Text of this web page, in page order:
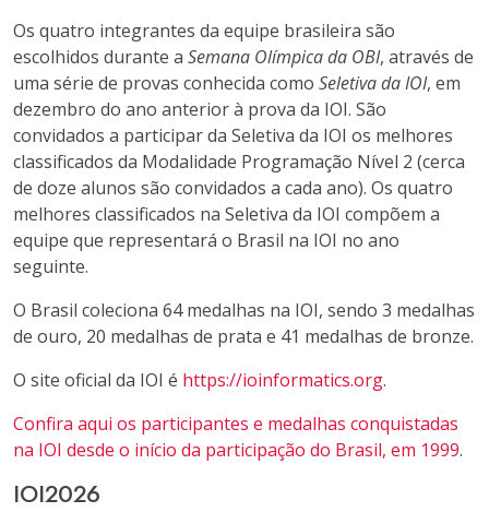
Os quatro integrantes da equipe brasileira são
escolhidos durante a Semana Olímpica da OBI, através de
uma série de provas conhecida como Seletiva da IOI, em
dezembro do ano anterior à prova da IOI. São
convidados a participar da Seletiva da IOI os melhores
classificados da Modalidade Programação Nível 2 (cerca
de doze alunos são convidados a cada ano). Os quatro
melhores classificados na Seletiva da IOI compõem a
equipe que representará o Brasil na IOI no ano
seguinte.
O Brasil coleciona 64 medalhas na IOI, sendo 3 medalhas
de ouro, 20 medalhas de prata e 41 medalhas de bronze.
O site oficial da IOI é https://ioinformatics.org.
Confira aqui os participantes e medalhas conquistadas
na IOI desde o início da participação do Brasil, em 1999.
IOI2026